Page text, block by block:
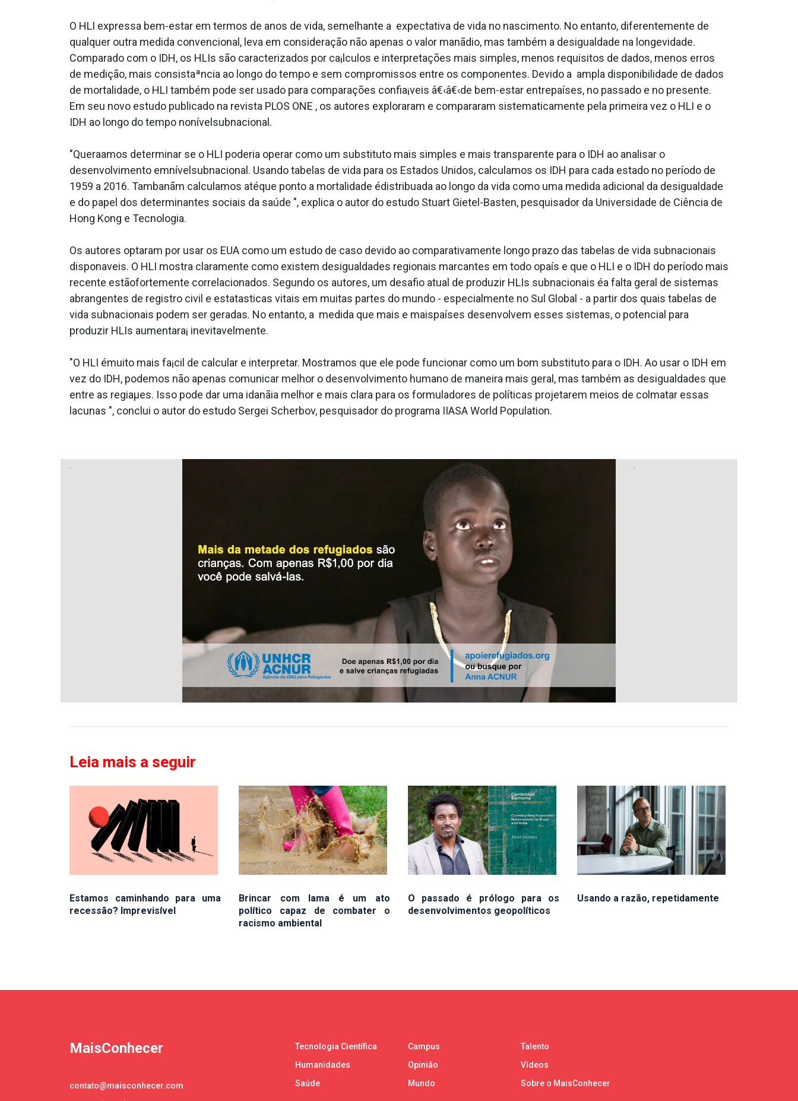
O HLI expressa bem-estar em termos de anos de vida, semelhante a expectativa de vida no nascimento. No entanto, diferentemente de
qualquer outra medida convencional, leva em consideração não apenas o valor manãdio, mas também a desigualdade na longevidade.
Comparado com o IDH, os HLIs são caracterizados por ca¡lculos e interpretações mais simples, menos requisitos de dados, menos erros
de medição, mais consistaªncia ao longo do tempo e sem compromissos entre os componentes. Devido a ampla disponibilidade de dados
de mortalidade, o HLI também pode ser usado para comparações confia¡veis â€‹â€‹de bem-estar entrepaíses, no passado e no presente.
Em seu novo estudo publicado na revista PLOS ONE , os autores exploraram e compararam sistematicamente pela primeira vez o HLI e o
IDH ao longo do tempo nonívelsubnacional.
"Quera­amos determinar se o HLI poderia operar como um substituto mais simples e mais transparente para o IDH ao analisar o
desenvolvimento emnívelsubnacional. Usando tabelas de vida para os Estados Unidos, calculamos os IDH para cada estado no período de
1959 a 2016. Tambanãm calculamos atéque ponto a mortalidade édistribua­da ao longo da vida como uma medida adicional da desigualdade
e do papel dos determinantes sociais da saúde ", explica o autor do estudo Stuart Gietel-Basten, pesquisador da Universidade de Ciência de
Hong Kong e Tecnologia.
Os autores optaram por usar os EUA como um estudo de caso devido ao comparativamente longo prazo das tabelas de vida subnacionais
dispona­veis. O HLI mostra claramente como existem desigualdades regionais marcantes em todo opaís e que o HLI e o IDH do período mais
recente estãofortemente correlacionados. Segundo os autores, um desafio atual de produzir HLIs subnacionais éa falta geral de sistemas
abrangentes de registro civil e estata­sticas vitais em muitas partes do mundo - especialmente no Sul Global - a partir dos quais tabelas de
vida subnacionais podem ser geradas. No entanto, a medida que mais e maispaíses desenvolvem esses sistemas, o potencial para
produzir HLIs aumentara¡ inevitavelmente.
"O HLI émuito mais fa¡cil de calcular e interpretar. Mostramos que ele pode funcionar como um bom substituto para o IDH. Ao usar o IDH em
vez do IDH, podemos não apenas comunicar melhor o desenvolvimento humano de maneira mais geral, mas também as desigualdades que
entre as regiaµes. Isso pode dar uma idanãia melhor e mais clara para os formuladores de políticas projetarem meios de colmatar essas
lacunas ", conclui o autor do estudo Sergei Scherbov, pesquisador do programa IIASA World Population.
Leia mais a seguir
Estamos caminhando para uma
recessão? Imprevisível
Brincar com lama é um ato
político capaz de combater o
racismo ambiental
O passado é prólogo para os
desenvolvimentos geopolíticos
Usando a razão, repetidamente
MaisConhecer
contato@maisconhecer.com
Tecnologia Científica
Humanidades
Saúde
Campus
Opinião
Mundo
Talento
Vídeos
Sobre o MaisConhecer